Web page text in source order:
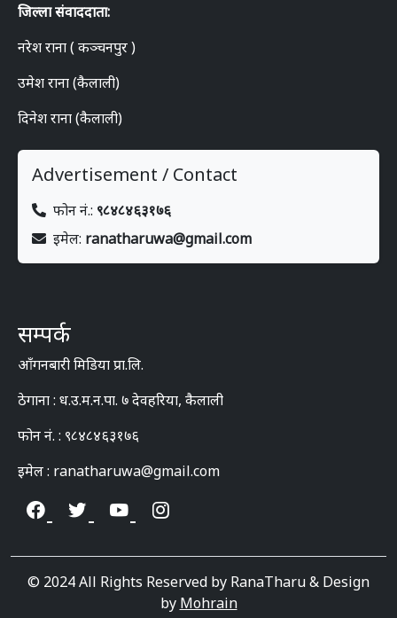
जिल्ला संवाददाता:
नरेश राना ( कञ्चनपुर )
उमेश राना (कैलाली)
दिनेश राना (कैलाली)
Advertisement / Contact
फोन नं.: ९८४८४६३१७६
इमेल: ranatharuwa@gmail.com
सम्पर्क
आँगनबारी मिडिया प्रा.लि.
ठेगाना : ध.उ.म.न.पा. ७ देवहरिया, कैलाली
फोन नं. : ९८४८४६३१७६
इमेल : ranatharuwa@gmail.com
© 2024 All Rights Reserved by RanaTharu & Design
by Mohrain